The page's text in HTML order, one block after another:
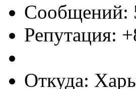
Сообщений:
Репутация:
Откуда: